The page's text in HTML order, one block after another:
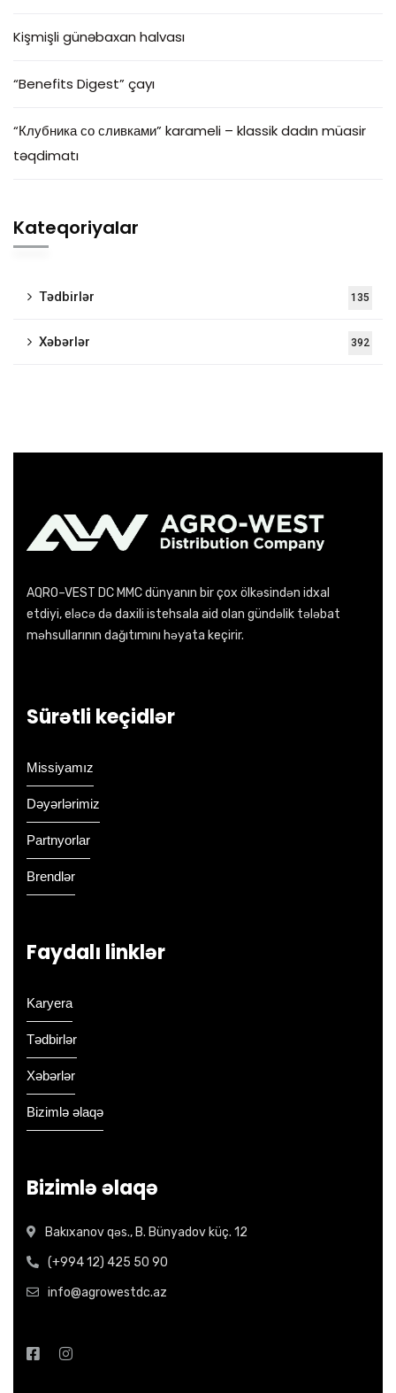
Kişmişli günəbaxan halvası
“Benefits Digest” çayı
“Клубника со сливками” karameli – klassik dadın müasir
təqdimatı
Kateqoriyalar
Tədbirlər 135
Xəbərlər 392
AQRO–VEST DC MMC dünyanın bir çox ölkəsindən idxal
etdiyi, eləcə də daxili istehsala aid olan gündəlik tələbat
məhsullarının dağıtımını həyata keçirir.
Sürətli keçidlər
Missiyamız
Dəyərlərimiz
Partnyorlar
Brendlər
Faydalı linklər
Karyera
Tədbirlər
Xəbərlər
Bizimlə əlaqə
Bizimlə əlaqə
Bakıxanov qəs., B. Bünyadov küç. 12
(+994 12) 425 50 90
info@agrowestdc.az